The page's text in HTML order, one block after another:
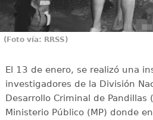
(Foto vía: RRSS)
El 13 de enero, se realizó una
investigadores de la División
Desarrollo Criminal de Pandillas
Ministerio Público (MP) donde